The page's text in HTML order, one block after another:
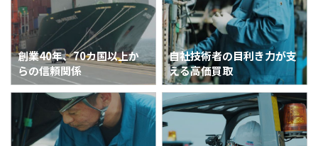
創業40年、70カ国以上か
らの信頼関係
自社技術者の目利き力が支
える高価買取